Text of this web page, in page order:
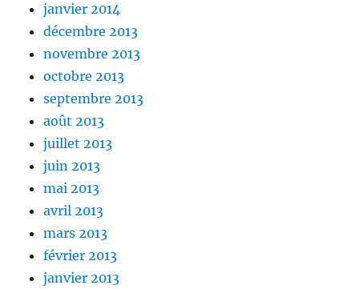
janvier 2014
décembre 2013
novembre 2013
octobre 2013
septembre 2013
août 2013
juillet 2013
juin 2013
mai 2013
avril 2013
mars 2013
février 2013
janvier 2013